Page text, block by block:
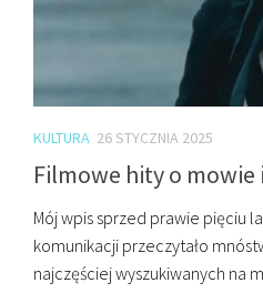
KULTURA 26 STYCZNIA 2025
Filmowe hity o mowie
Mój wpis sprzed prawie pięciu
komunikacji przeczytało
najczęściej wyszukiwanych na